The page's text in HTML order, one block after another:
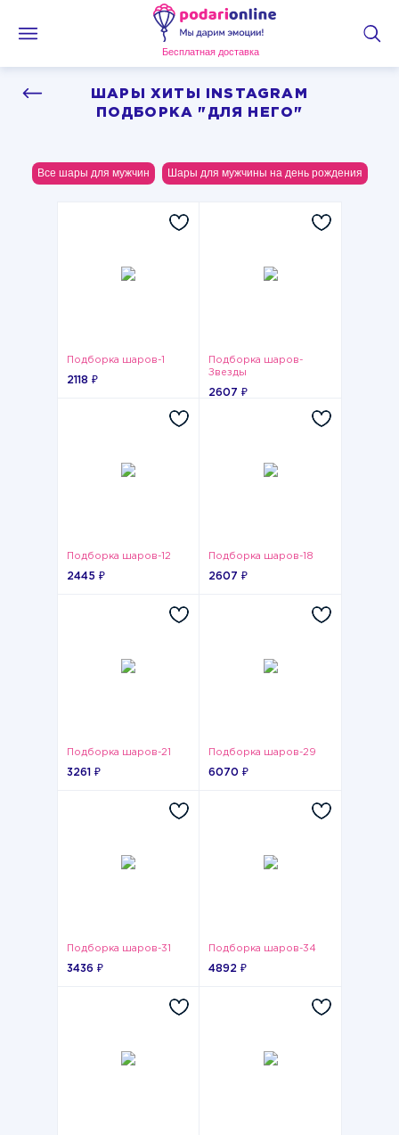
Бесплатная доставка
ШАРЫ ХИТЫ INSTAGRAM
ПОДБОРКА "ДЛЯ НЕГО"
Все шары для мужчин Шары для мужчины на день рождения
Подборка шаров-1
2118 ₽
Подборка шаров-
Звезды
2607 ₽
Подборка шаров-12
2445 ₽
Подборка шаров-18
2607 ₽
Подборка шаров-21
3261 ₽
Подборка шаров-29
6070 ₽
Подборка шаров-31
3436 ₽
Подборка шаров-34
4892 ₽